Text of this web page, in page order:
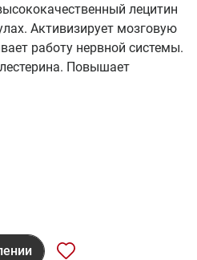
лецитин
Активизирует мозговую
работу нервной системы.
Повышает